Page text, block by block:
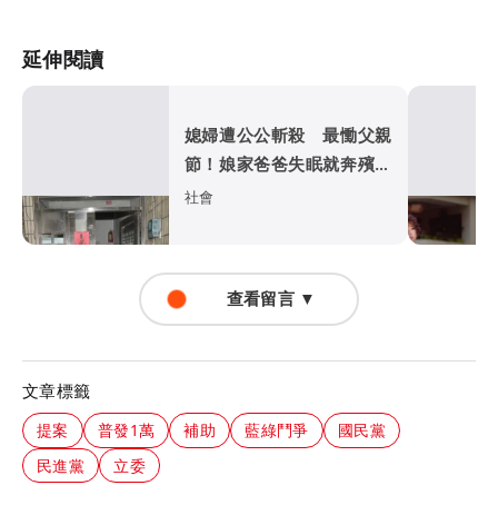
延伸閱讀
媳婦遭公公斬殺 最慟父親
節！娘家爸爸失眠就奔殯儀
館...
社會
查看留言 ▼
文章標籤
提案 普發1萬 補助 藍綠鬥爭
國民黨
民進黨
立委